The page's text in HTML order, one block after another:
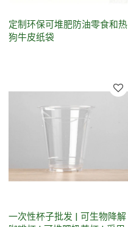
定制环保可堆肥防油零食和热
狗牛皮纸袋
一次性杯子批发 | 可生物降解